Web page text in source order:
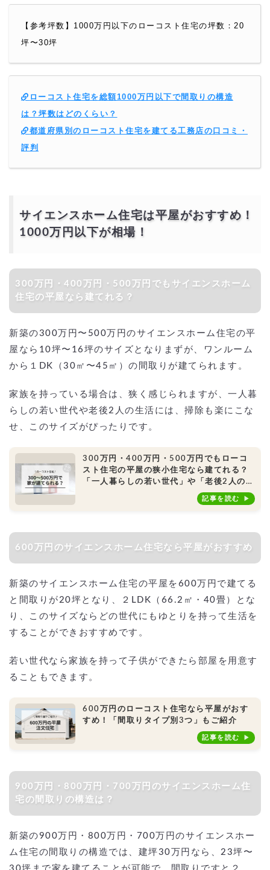
【参考坪数】1000万円以下のローコスト住宅の坪数：20
坪〜30坪
ローコスト住宅を総額1000万円以下で間取りの構造
は？坪数はどのくらい？
都道府県別のローコスト住宅を建てる工務店の口コミ・
評判
サイエンスホーム住宅は平屋がおすすめ！
1000万円以下が相場！
300万円・400万円・500万円でもサイエンスホーム
住宅の平屋なら建てれる？
新築の300万円〜500万円のサイエンスホーム住宅の平
屋なら10坪〜16坪のサイズとなりまずが、ワンルーム
から１DK（30㎡〜45㎡）の間取りが建てられます。
家族を持っている場合は、狭く感じられますが、一人暮
らしの若い世代や老後2人の生活には、掃除も楽にこな
せ、このサイズがぴったりです。
300万円・400万円・500万円でもローコ
スト住宅の平屋の狭小住宅なら建てれる？
「一人暮らしの若い世代」や「老後2人の生
活」、別荘、小屋におすすめ！
記事を読む
600万円のサイエンスホーム住宅なら平屋がおすすめ
新築のサイエンスホーム住宅の平屋を600万円で建てる
と間取りが20坪となり、２LDK（66.2㎡・40畳）とな
り、このサイズならどの世代にもゆとりを持って生活を
することができおすすめです。
若い世代なら家族を持って子供ができたら部屋を用意す
ることもできます。
600万円のローコスト住宅なら平屋がおす
すめ！「間取りタイプ別3つ」もご紹介
記事を読む
900万円・800万円・700万円のサイエンスホーム住
宅の間取りの構造は？
新築の900万円・800万円・700万円のサイエンスホー
ム住宅の間取りの構造では、建坪30万円なら、23坪〜